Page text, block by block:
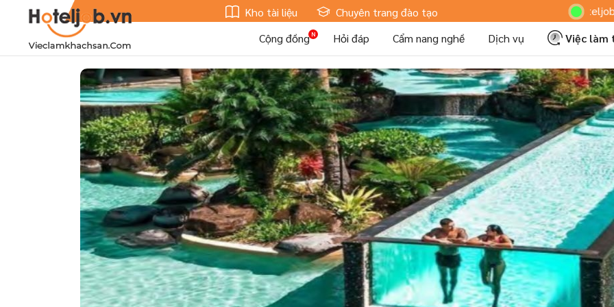
Kho tài liệu Chuyên trang đào tạo Hoteljob MV: "Tôi
Cộng đồng
Hỏi đáp Cẩm nang nghề Dịch vụ
Việc làm